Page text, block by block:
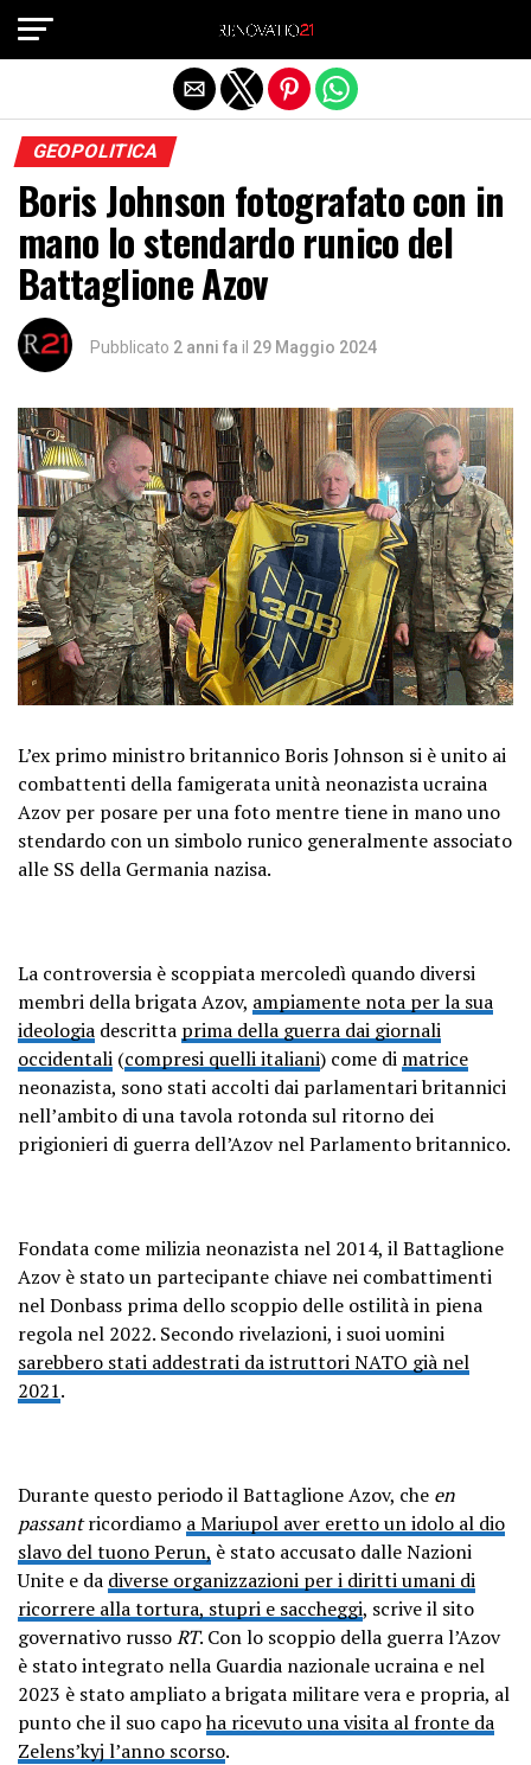
GEOPOLITICA
Boris Johnson fotografato con in
mano lo stendardo runico del
Battaglione Azov
Pubblicato 2 anni fa il 29 Maggio 2024
L’ex primo ministro britannico Boris Johnson si è unito ai
combattenti della famigerata unità neonazista ucraina
Azov per posare per una foto mentre tiene in mano uno
stendardo con un simbolo runico generalmente associato
alle SS della Germania nazisa.
La controversia è scoppiata mercoledì quando diversi
membri della brigata Azov, ampiamente nota per la sua
ideologia descritta prima della guerra dai giornali
occidentali (compresi quelli italiani) come di matrice
neonazista, sono stati accolti dai parlamentari britannici
nell’ambito di una tavola rotonda sul ritorno dei
prigionieri di guerra dell’Azov nel Parlamento britannico.
Fondata come milizia neonazista nel 2014, il Battaglione
Azov è stato un partecipante chiave nei combattimenti
nel Donbass prima dello scoppio delle ostilità in piena
regola nel 2022. Secondo rivelazioni, i suoi uomini
sarebbero stati addestrati da istruttori NATO già nel
2021.
Durante questo periodo il Battaglione Azov, che en
passantricordiamo a Mariupol aver eretto un idolo al dio
slavo del tuono Perun, è stato accusato dalle Nazioni
Unite e da diverse organizzazioni per i diritti umani di
ricorrere alla tortura, stupri e saccheggi, scrive il sito
governativo russoRT. Con lo scoppio della guerra l’Azov
è stato integrato nella Guardia nazionale ucraina e nel
2023 è stato ampliato a brigata militare vera e propria, al
punto che il suo capoha ricevuto una visita al fronte da
Zelens’kyj l’anno scorso.
Exit mobile version